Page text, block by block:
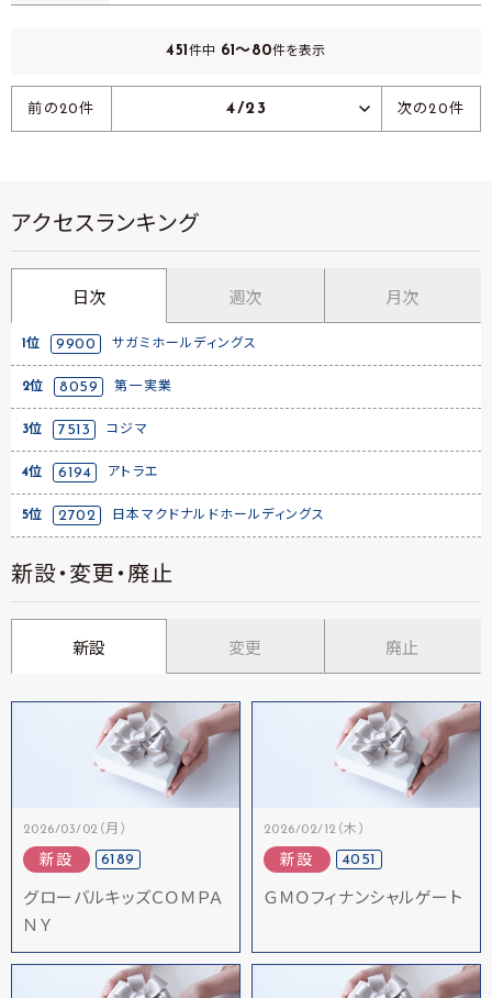
451 件中 61～80件を表示
前の20件 4/23 次の20件
アクセスランキング
日次 週次 月次
1位 9900 サガミホールディングス
2位 8059 第一実業
3位 7513 コジマ
4位 6194 アトラエ
5位 2702 日本マクドナルドホールディングス
新設・変更・廃止
新設 変更 廃止
2026/03/02（月）
新設 6189
グローバルキッズＣＯＭＰＡ
ＮＹ
2026/02/12（木）
新設 4051
ＧＭＯフィナンシャルゲート